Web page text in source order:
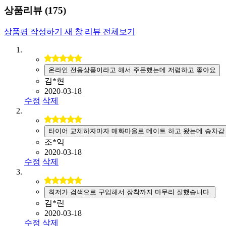
상품리뷰 (175)
상품평 작성하기 새 창 리뷰 전체보기
온라인 전용상품이라고 해서 주문했는데 저렴하고 좋아요
김*현
2020-03-18
수정 삭제
타이어 교체하자마자 매화마을로 데이트 하고 왔는데 승차
조*익
2020-03-18
수정 삭제
최저가 검색으로 구입해서 장착까지 마무리 잘했습니다.
김*린
2020-03-18
수정 삭제